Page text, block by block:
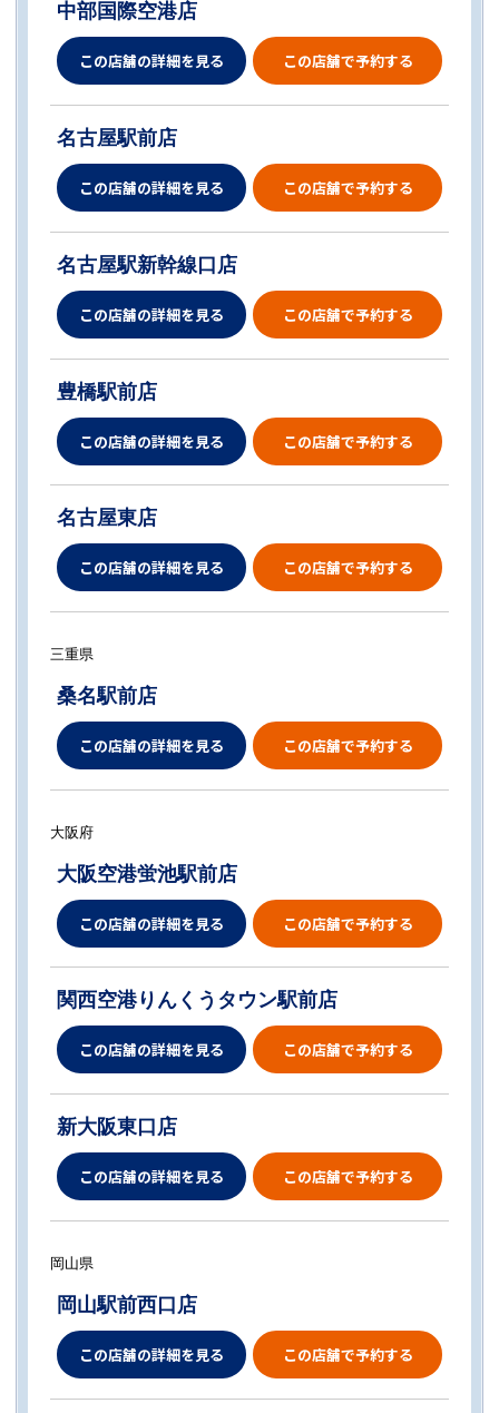
中部国際空港店
この店舗の詳細を見る この店舗で予約する
名古屋駅前店
この店舗の詳細を見る この店舗で予約する
名古屋駅新幹線口店
この店舗の詳細を見る この店舗で予約する
豊橋駅前店
この店舗の詳細を見る この店舗で予約する
名古屋東店
この店舗の詳細を見る この店舗で予約する
三重県
桑名駅前店
この店舗の詳細を見る この店舗で予約する
大阪府
大阪空港蛍池駅前店
この店舗の詳細を見る この店舗で予約する
関西空港りんくうタウン駅前店
この店舗の詳細を見る この店舗で予約する
新大阪東口店
この店舗の詳細を見る この店舗で予約する
岡山県
岡山駅前西口店
この店舗の詳細を見る この店舗で予約する